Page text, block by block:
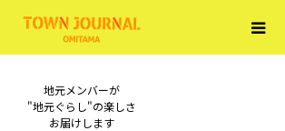
地元メンバーが
"地元ぐらし"の楽しさ
お届けします